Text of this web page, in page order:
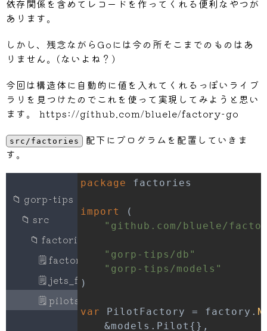
if tx .savePoint > 0
{
return tx.Transaction .Commit( )
}
依存関係を含めてレコードを作ってくれる便利なやつが
あります。
しかし、残念ながらGoには今の所そこまでのものはあ
りません。(ないよね？)
今回は構造体に自動的に値を入れてくれるっぽいライブ
ラリを見つけたのでこれを使って実現してみようと思い
ます。 https://github.com/bluele/factory-go
src/factories
配下にプログラムを配置していきま
す。
📁 gorp-tips
📁 src
📁 factories
🗒factories.go
🗒 jets_factory.go
🗒pilots_factory.go
package
import
(
"github.com/bluele/
"gorp-tips/db"
"gorp-tips/models"
)
var PilotFactory = factory .
&models . Pilot { } ,